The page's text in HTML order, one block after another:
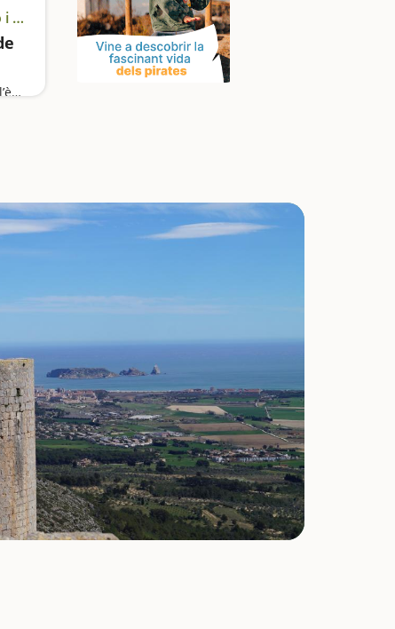
Castell d'Aro, Platja d'Aro i S'Agaró
Un jaciment arqueològic de l’època romana a l’aire lliure